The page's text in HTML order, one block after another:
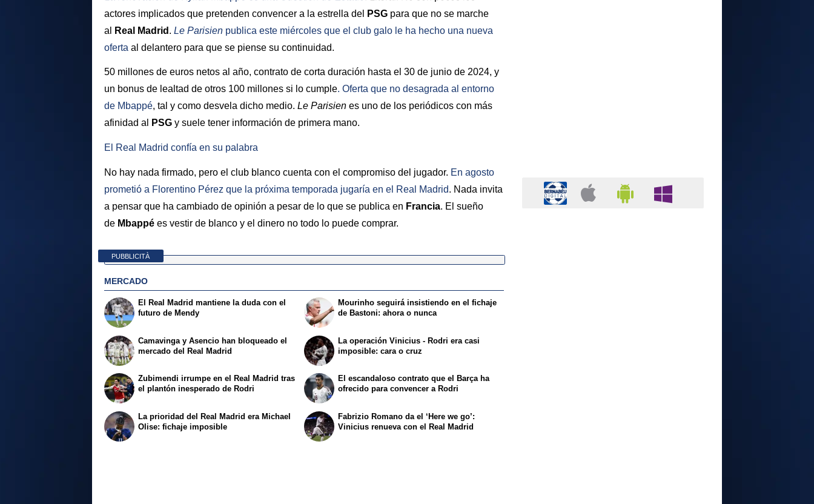
actores implicados que pretenden convencer a la estrella del
PSG para que no se marche
al
Real Madrid . Le Parisien publica este miércoles que el club galo le ha hecho una nueva
oferta al delantero para que se piense su continuidad.
50 millones de euros netos al año, contrato de corta duración hasta el 30 de junio de 2024, y
un bonus de lealtad de otros 100 millones si lo cumple. Oferta que no desagrada al entorno
de Mbappé, tal y como desvela dicho medio. Le Parisien es uno de los periódicos con más
afinidad al
PSG y suele tener información de primera mano.
El Real Madrid confía en su palabra
No hay nada firmado, pero el club blanco cuenta con el compromiso del jugador. En agosto
prometió a Florentino Pérez que la próxima temporada jugaría en el Real Madrid. Nada invita
a pensar que ha cambiado de opinión a pesar de lo que se publica en Francia. El sueño
de Mbappé es vestir de blanco y el dinero no todo lo puede comprar.
PUBBLICITÀ
MERCADO
El Real Madrid mantiene la duda con el
futuro de Mendy
Camavinga y Asencio han bloqueado el
mercado del Real Madrid
Mourinho seguirá insistiendo en el fichaje
de Bastoni: ahora o nunca
La operación Vinicius - Rodri era casi
imposible: cara o cruz
Zubimendi irrumpe en el Real Madrid tras
el plantón inesperado de Rodri
La prioridad del Real Madrid era Michael
Olise: fichaje imposible
El escandaloso contrato que el Barça ha
ofrecido para convencer a Rodri
Fabrizio Romano da el ‘Here we go’:
Vinicius renueva con el Real Madrid